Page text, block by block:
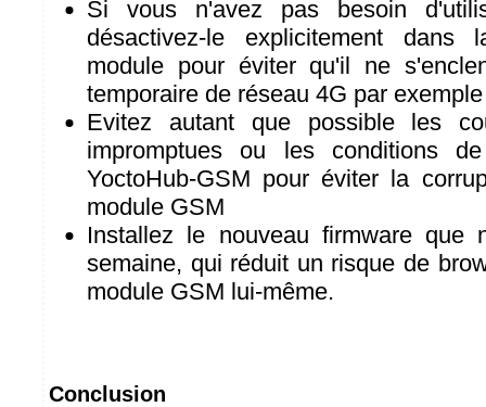
Si vous n'avez pas besoin
désactivez-le explicitement dans
module pour éviter qu'il ne
temporaire de réseau 4G par exemple
Evitez autant que possible les
impromptues ou les conditions
YoctoHub-GSM pour éviter la
module GSM
Installez le nouveau firmware que
semaine, qui réduit un risque de
module GSM lui-même.
Conclusion